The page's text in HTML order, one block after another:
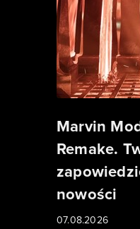
Marvin
Remake.
nowości
07.08.2026